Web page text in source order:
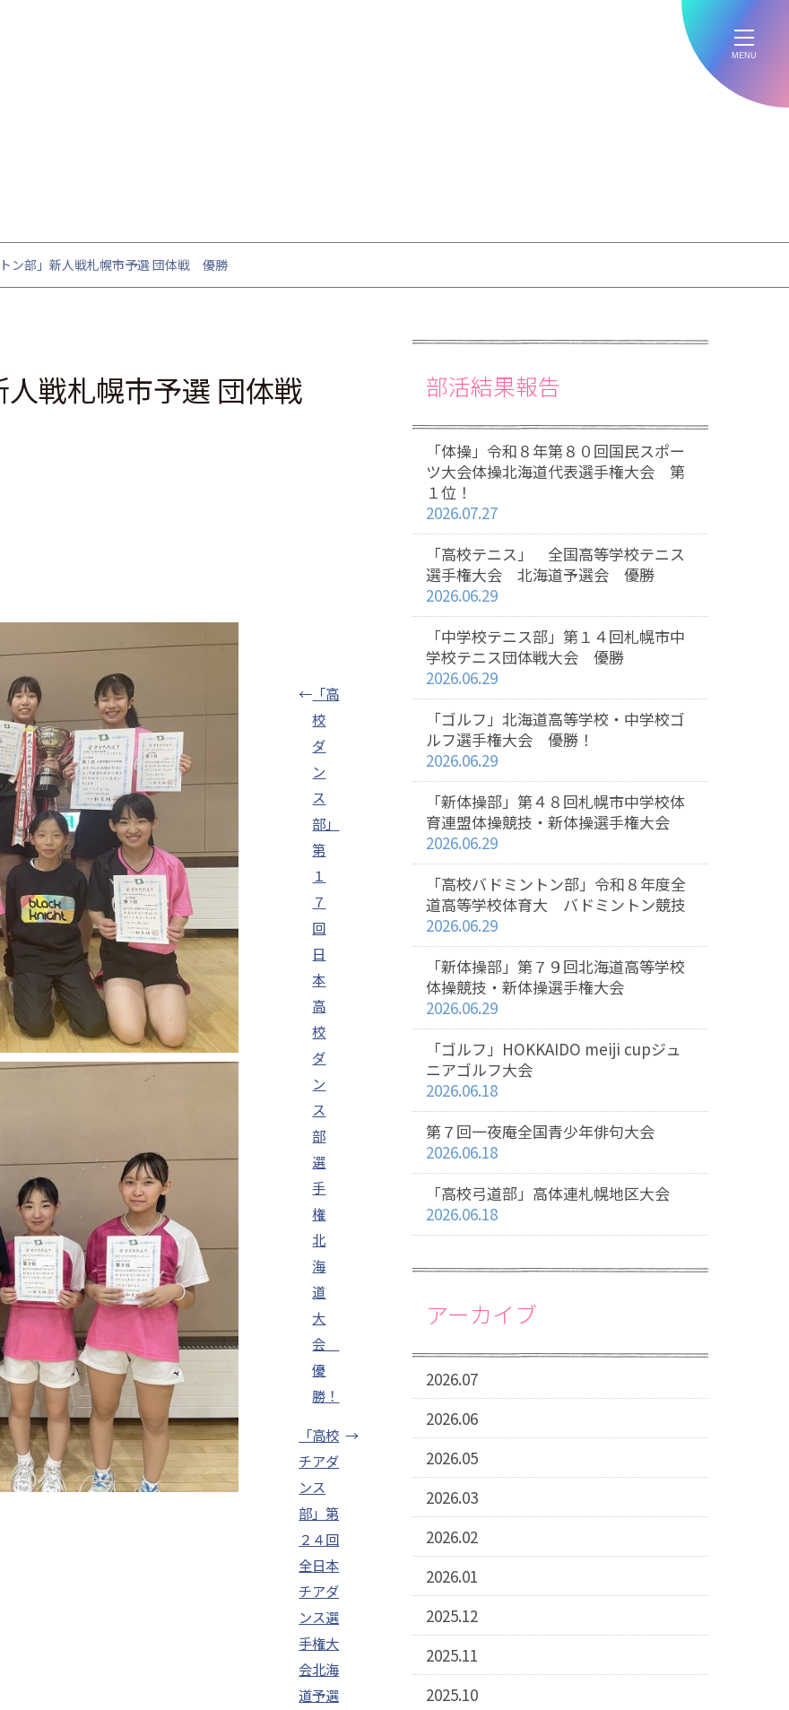
MENU
トン部」新人戦札幌市予選 団体戦 優勝
人戦札幌市予選 団体戦
← 「高
校
ダ
ン
ス
部」
第
１
７
回
日
本
高
校
ダ
ン
ス
部
選
手
権
北
海
道
大
会
優
勝！
「高校
チアダ
ンス
部」第
２４回
全日本
チアダ
ンス選
手権大
会北海
道予選
→
部活結果報告
「体操」令和８年第８０回国民スポー
ツ大会体操北海道代表選手権大会 第
１位！
2026.07.27
「高校テニス」 全国高等学校テニス
選手権大会 北海道予選会 優勝
2026.06.29
「中学校テニス部」第１４回札幌市中
学校テニス団体戦大会 優勝
2026.06.29
「ゴルフ」北海道高等学校・中学校ゴ
ルフ選手権大会 優勝！
2026.06.29
「新体操部」第４８回札幌市中学校体
育連盟体操競技・新体操選手権大会
2026.06.29
「高校バドミントン部」令和８年度全
道高等学校体育大 バドミントン競技
2026.06.29
「新体操部」第７９回北海道高等学校
体操競技・新体操選手権大会
2026.06.29
「ゴルフ」HOKKAIDO meiji cupジュ
ニアゴルフ大会
2026.06.18
第７回一夜庵全国青少年俳句大会
2026.06.18
「高校弓道部」高体連札幌地区大会
2026.06.18
アーカイブ
2026.07
2026.06
2026.05
2026.03
2026.02
2026.01
2025.12
2025.11
2025.10